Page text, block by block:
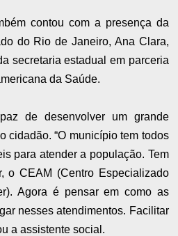
contou com a presença da
do Rio de Janeiro, Ana Clara,
secretaria estadual em parceria
da Saúde.
de desenvolver um grande
cidadão. “O município tem todos
para atender a população. Tem
o CEAM (Centro Especializado
Agora é pensar em como as
nesses atendimentos. Facilitar
a assistente social.